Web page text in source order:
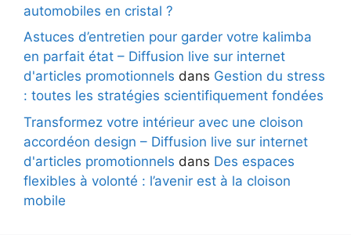
automobiles en cristal ?
Astuces d’entretien pour garder votre kalimba
en parfait état – Diffusion live sur internet
d'articles promotionnels dans Gestion du stress
: toutes les stratégies scientifiquement fondées
Transformez votre intérieur avec une cloison
accordéon design – Diffusion live sur internet
d'articles promotionnels dans Des espaces
flexibles à volonté : l’avenir est à la cloison
mobile